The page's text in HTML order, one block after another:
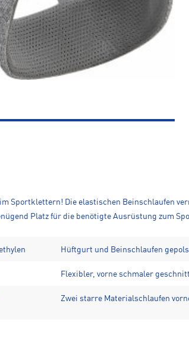
Sportklettern! Die elastischen Beinschlaufen
Platz für die benötigte Ausrüstung zum
Hüftgurt und Beinschlaufen
Flexibler, vorne schmaler
Zwei starre Materialschlaufen